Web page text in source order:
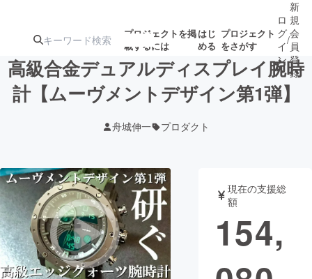
プロジェクトを掲
載するには
はじ
める
プロジェクト
をさがす
注目の新着プロ
ジェクト
募集終了が近いプ
ロジェクト
アート・写真 音楽
テクノロジー・ガジェット ゲーム・サ
映像・映画
ロ
グ
イ
ン
/
新
規
会
員
登
録
高級合金デュアルディスプレイ腕時
計【ムーヴメントデザイン第1弾】
舟城伸一 プロダクト
現在の支援総
額
154,